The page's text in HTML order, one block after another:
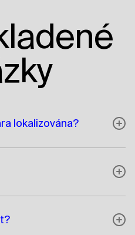
lokalizována?